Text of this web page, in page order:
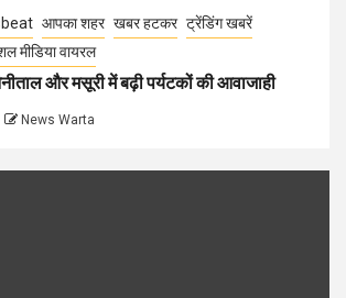
आपका शहर खबर हटकर ट्रेंडिंग खबरें
मीडिया वायरल
और मसूरी में बढ़ी पर्यटकों की आवाजाही
News Warta